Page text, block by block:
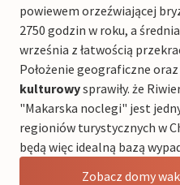
powiewem orzeźwiającej
2750 godzin w roku, a
września z łatwością
Położenie geograficzne oraz
kulturowysprawiły. że
"Makarska noclegi" jest
regioniów turystycznych w
będą więc idealną bazą
Zobacz domy